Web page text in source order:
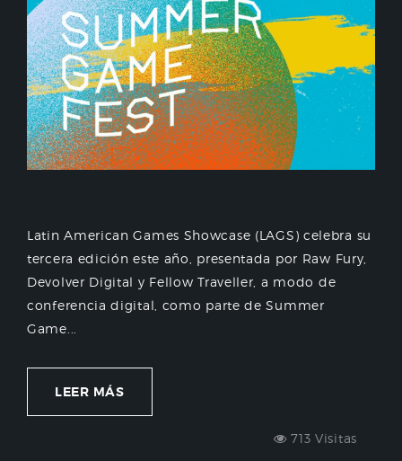
Latin American Games Showcase (LAGS) celebra su
tercera edición este año, presentada por Raw Fury,
Devolver Digital y Fellow Traveller, a modo de
conferencia digital, como parte de Summer
Game...
LEER MÁS
713 Visitas